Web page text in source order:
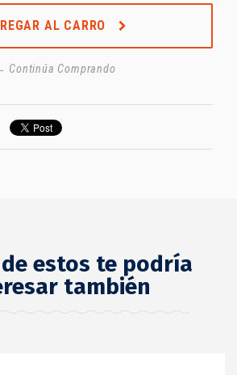
AL CARRO
Continúa Comprando
estos te podría
también